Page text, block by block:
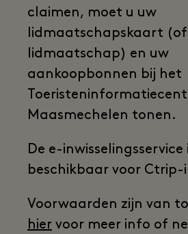
claimen, moet u uw
lidmaatschapskaart (of
lidmaatschap) en uw
aankoopbonnen bij het
Maasmechelen tonen.
De e-inwisselingsservice
beschikbaar voor Ctrip-
Voorwaarden zijn van
hier voor meer info of